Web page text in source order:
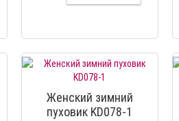
Женский зимний
пуховик KD078-1